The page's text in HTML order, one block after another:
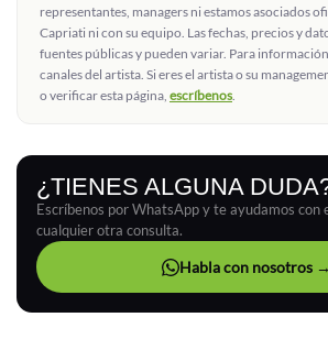
representantes, managers ni estamos asociados
Capriati ni con su equipo. Las fechas, precios y
fuentes públicas y pueden variar. Para
canales del artista. Si eres el artista o su
o verificar esta página, escríbenos.
¿TIENES ALGUNA
Escríbenos por WhatsApp y te ayudamos con
cualquier otra consulta.
Habla con nosotros →